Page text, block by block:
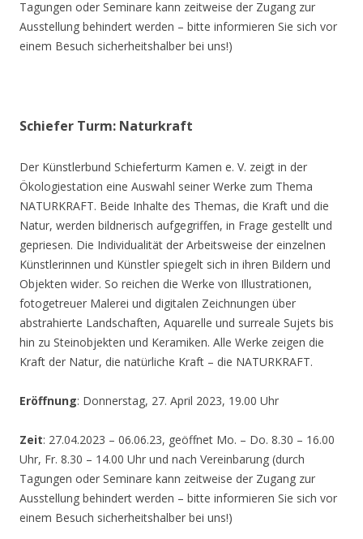
Tagungen oder Seminare kann zeitweise der Zugang zur
Ausstellung behindert werden – bitte informieren Sie sich vor
einem Besuch sicherheitshalber bei uns!)
Schiefer Turm: Naturkraft
Der Künstlerbund Schieferturm Kamen e. V. zeigt in der
Ökologiestation eine Auswahl seiner Werke zum Thema
NATURKRAFT. Beide Inhalte des Themas, die Kraft und die
Natur, werden bildnerisch aufgegriffen, in Frage gestellt und
gepriesen. Die Individualität der Arbeitsweise der einzelnen
Künstlerinnen und Künstler spiegelt sich in ihren Bildern und
Objekten wider. So reichen die Werke von Illustrationen,
fotogetreuer Malerei und digitalen Zeichnungen über
abstrahierte Landschaften, Aquarelle und surreale Sujets bis
hin zu Steinobjekten und Keramiken. Alle Werke zeigen die
Kraft der Natur, die natürliche Kraft – die NATURKRAFT.
Eröffnung: Donnerstag, 27. April 2023, 19.00 Uhr
Zeit: 27.04.2023 – 06.06.23, geöffnet Mo. – Do. 8.30 – 16.00
Uhr, Fr. 8.30 – 14.00 Uhr und nach Vereinbarung (durch
Tagungen oder Seminare kann zeitweise der Zugang zur
Ausstellung behindert werden – bitte informieren Sie sich vor
einem Besuch sicherheitshalber bei uns!)